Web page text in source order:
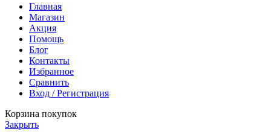
Главная
Магазин
Акция
Помощь
Блог
Контакты
Избранное
Сравнить
Вход / Регистрация
Корзина покупок
Закрыть